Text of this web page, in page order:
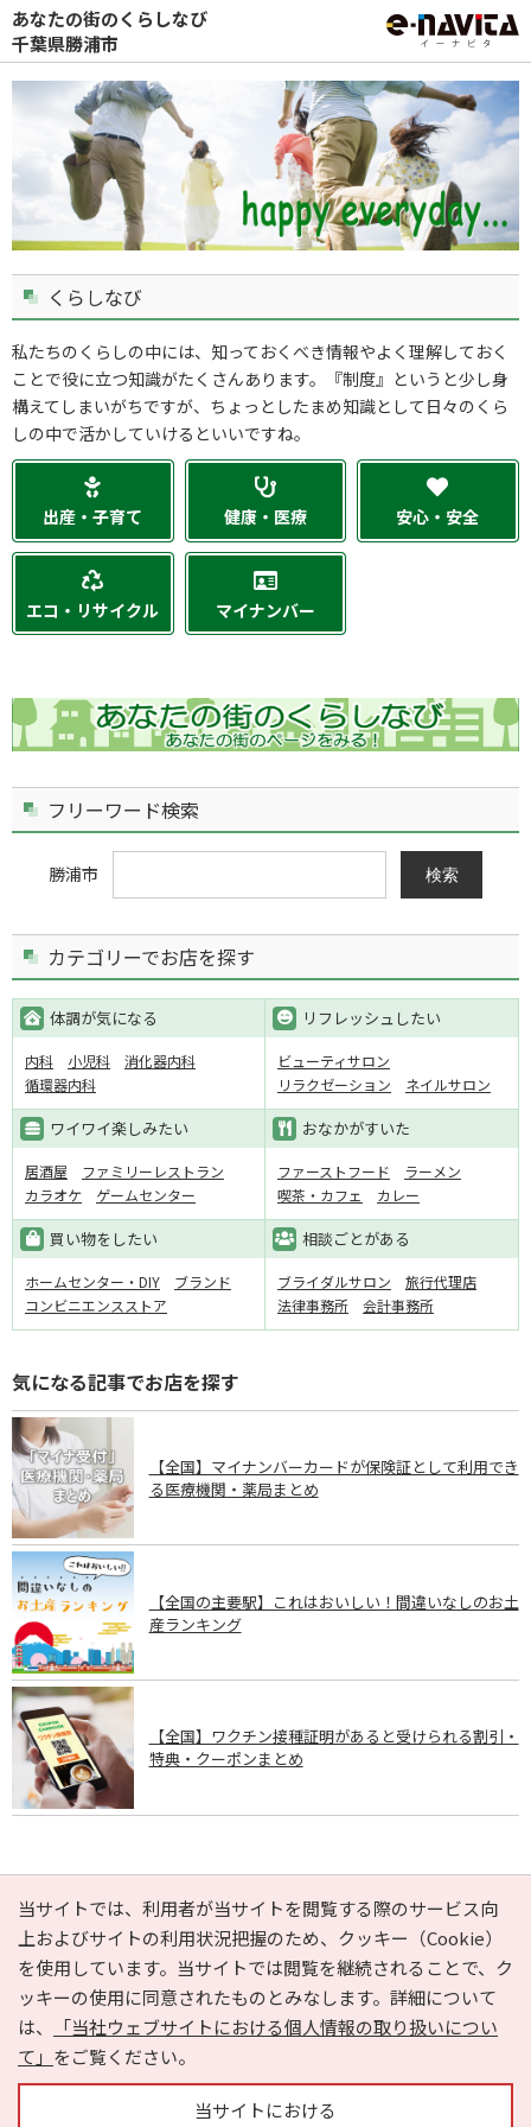
あなたの街のくらしなび
千葉県勝浦市
くらしなび
私たちのくらしの中には、知っておくべき情報やよく理解しておく
ことで役に立つ知識がたくさんあります。『制度』というと少し身
構えてしまいがちですが、ちょっとしたまめ知識として日々のくら
しの中で活かしていけるといいですね。
出産・子育て 健康・医療 安心・安全
エコ・リサイクル マイナンバー
フリーワード検索
勝浦市 検索
カテゴリーでお店を探す
体調が気になる
内科 小児科
消化器内科
循環器内科
リフレッシュしたい
ビューティサロン
リラクゼーション
ネイルサロン
ワイワイ楽しみたい
居酒屋
ファミリーレストラン
カラオケ
ゲームセンター
おなかがすいた
ファーストフード
ラーメン
喫茶・カフェ
カレー
買い物をしたい
ホームセンター・DIY
ブランド
コンビニエンスストア
相談ごとがある
ブライダルサロン
旅行代理店
法律事務所
会計事務所
気になる記事でお店を探す
【全国】マイナンバーカードが保険証として利用でき
る医療機関・薬局まとめ
【全国の主要駅】これはおいしい！間違いなしのお土
産ランキング
【全国】ワクチン接種証明があると受けられる割引・
特典・クーポンまとめ
PAGE TOP
当サイトでは、利用者が当サイトを閲覧する際のサービス向
上およびサイトの利用状況把握のため、クッキー（Cookie）
を使用しています。当サイトでは閲覧を継続されることで、ク
ッキーの使用に同意されたものとみなします。詳細について
は、
「当社ウェブサイトにおける個人情報の取り扱いについ
て」 をご覧ください。
当サイトにおける
e-NAVITA（イーナビタ）とは？ お気に入り
ヘルプ
利用規約
個人情報の取り扱いについて
運営会社
サイトマップ
広告掲載に関するお問い合わせ